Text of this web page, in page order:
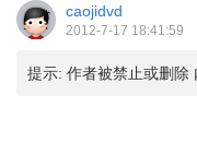
caojidvd
2012-7-17 18:41:59
提示: 作者被禁止或删除